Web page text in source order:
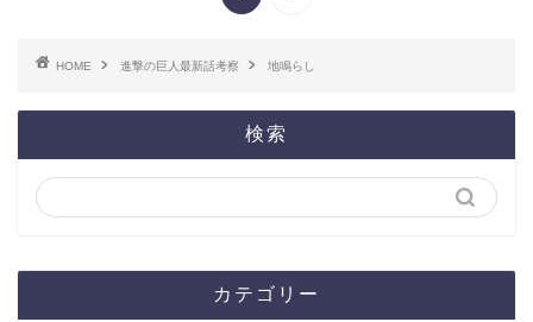
HOME 進撃の巨人最新話考察 地鳴らし
検索
カテゴリー